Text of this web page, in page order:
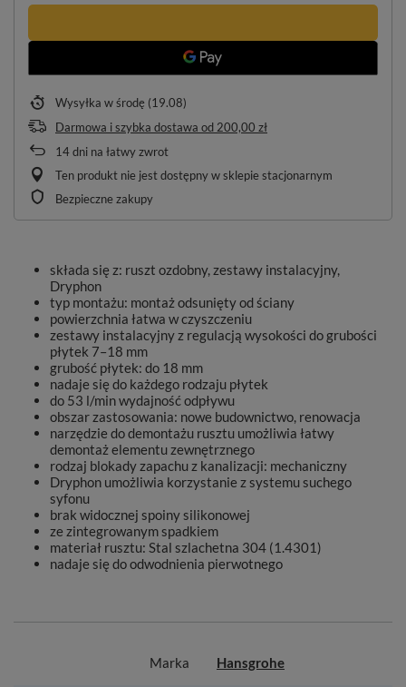
Wysyłka w środę (19.08)
Darmowa i szybka dostawa od 200,00 zł
14dni na łatwy zwrot
Ten produkt nie jest dostępny w sklepie stacjonarnym
Bezpieczne zakupy
składa się z: ruszt ozdobny, zestawy instalacyjny,
Dryphon
typ montażu: montaż odsunięty od ściany
powierzchnia łatwa w czyszczeniu
zestawy instalacyjny z regulacją wysokości do grubości
płytek 7–18 mm
grubość płytek: do 18 mm
nadaje się do każdego rodzaju płytek
do 53 l/min wydajność odpływu
obszar zastosowania: nowe budownictwo, renowacja
narzędzie do demontażu rusztu umożliwia łatwy
demontaż elementu zewnętrznego
rodzaj blokady zapachu z kanalizacji: mechaniczny
Dryphon umożliwia korzystanie z systemu suchego
syfonu
brak widocznej spoiny silikonowej
ze zintegrowanym spadkiem
materiał rusztu: Stal szlachetna 304 (1.4301)
nadaje się do odwodnienia pierwotnego
Marka Hansgrohe